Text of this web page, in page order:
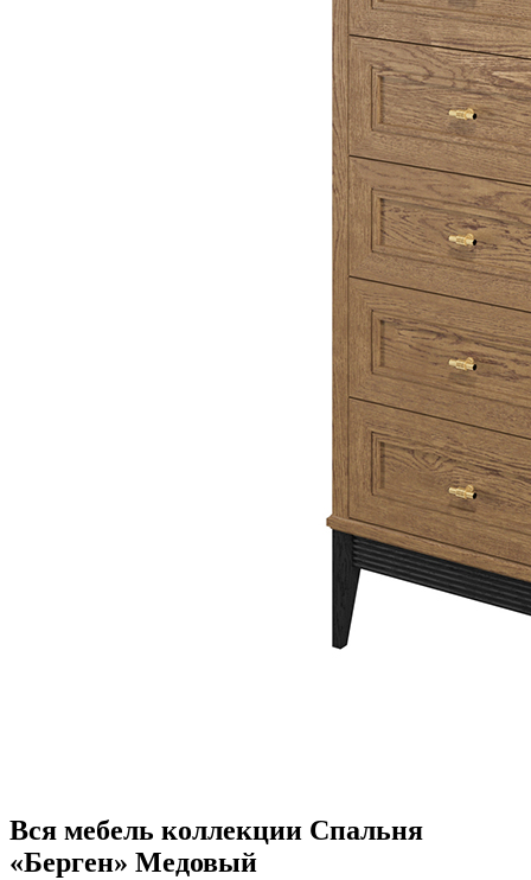
Вся мебель коллекции Спальня
«Берген» Медовый